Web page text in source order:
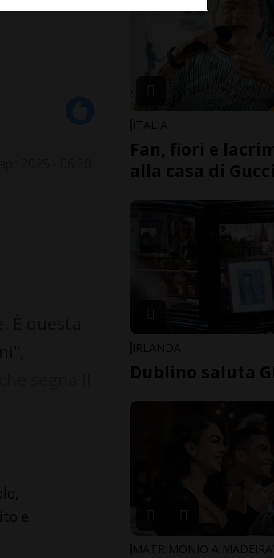
e
ITALIA
Fan, fiori e
alla casa di
IRLANDA
Dublino saluta
MATRIMONIO A